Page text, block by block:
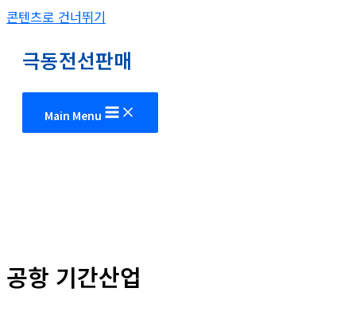
콘텐츠로 건너뛰기
극동전선판매
Main Menu
공항 기간산업